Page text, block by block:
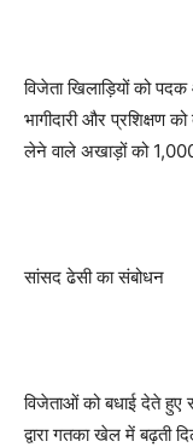
विजेता खिलाड़ियों को
भागीदारी और प्रशिक्षण
लेने वाले अखाड़ों को 1,000
सांसद ढेसी का संबोधन
विजेताओं को बधाई देते
द्वारा गतका खेल में बढ़ती